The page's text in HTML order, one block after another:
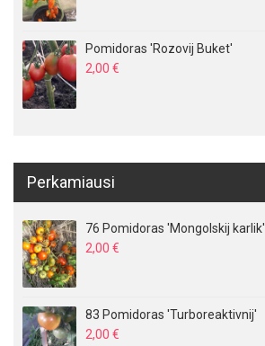
Pomidoras 'Rozovij Buket'
2,00 €
Perkamiausi
76 Pomidoras 'Mongolskij karlik'
2,00 €
83 Pomidoras 'Turboreaktivnij'
2,00 €